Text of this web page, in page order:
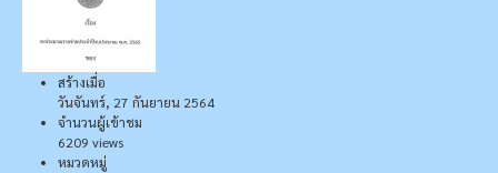
สร้างเมื่อ
วันจันทร์, 27 กันยายน 2564
จำนวนผู้เข้าชม
6209 views
หมวดหมู่